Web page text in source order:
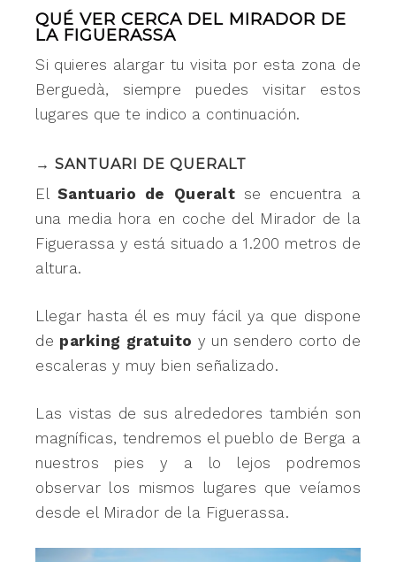
QUÉ VER CERCA DEL MIRADOR DE
LA FIGUERASSA
Si quieres alargar tu visita por esta zona de
Berguedà, siempre puedes visitar estos
lugares que te indico a continuación.
→ SANTUARI DE QUERALT
El Santuario de Queralt se encuentra a
una media hora en coche del Mirador de la
Figuerassa y está situado a 1.200 metros de
altura.
Llegar hasta él es muy fácil ya que dispone
de parking gratuito y un sendero corto de
escaleras y muy bien señalizado.
Las vistas de sus alrededores también son
magníficas, tendremos el pueblo de Berga a
nuestros pies y a lo lejos podremos
observar los mismos lugares que veíamos
desde el Mirador de la Figuerassa.